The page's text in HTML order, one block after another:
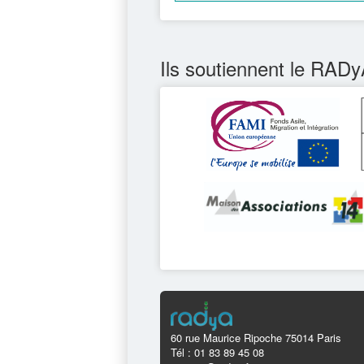
Ils soutiennent le
60 rue Maurice Ripoche 75014 Paris
Tél : 01 83 89 45 08